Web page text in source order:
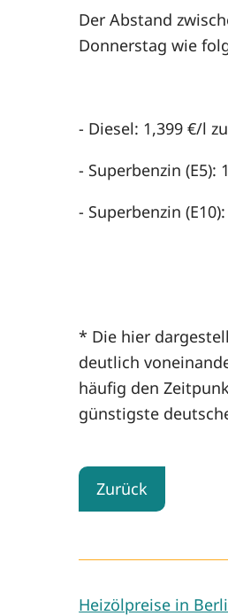
Der Abstand
Donnerstag wie
- Diesel: 1,399 €/l
- Superbenzin (E5):
- Superbenzin
* Die hier
deutlich
häufig den
günstigste
Zurück
Heizölpreise in